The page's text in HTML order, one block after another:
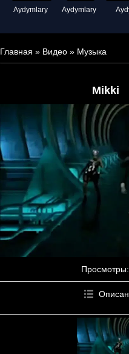
Aydymlary Aydymlary
Главная » Видео » Музыка
Mikki
Просмотры